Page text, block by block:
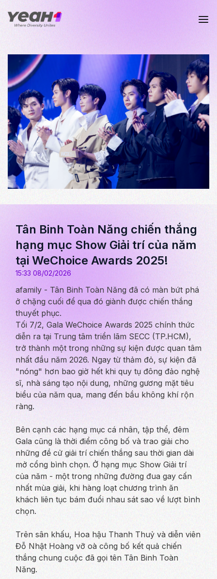
Tân Binh Toàn Năng chiến thắng
hạng mục Show Giải trí của năm
tại WeChoice Awards 2025!
15:33 08/02/2026
afamily - Tân Binh Toàn Năng đã có màn bứt phá
ở chặng cuối để qua đó giành được chiến thắng
thuyết phục.
Tối 7/2, Gala WeChoice Awards 2025 chính thức
diễn ra tại Trung tâm triển lãm SECC (TP.HCM),
trở thành một trong những sự kiện được quan tâm
nhất đầu năm 2026. Ngay từ thảm đỏ, sự kiện đã
"nóng" hơn bao giờ hết khi quy tụ đông đảo nghệ
sĩ, nhà sáng tạo nội dung, những gương mặt tiêu
biểu của năm qua, mang đến bầu không khí rộn
ràng.
Bên cạnh các hạng mục cá nhân, tập thể, đêm
Gala cũng là thời điểm công bố và trao giải cho
những đề cử giải trí chiến thắng sau thời gian dài
mở cổng bình chọn. Ở hạng mục Show Giải trí
của năm - một trong những đường đua gay cấn
nhất mùa giải, khi hàng loạt chương trình ăn
khách liên tục bám đuổi nhau sát sao về lượt bình
chọn.
Trên sân khấu, Hoa hậu Thanh Thuỷ và diễn viên
Đỗ Nhật Hoàng vỡ oà công bố kết quả chiến
thắng chung cuộc đã gọi tên Tân Binh Toàn
Năng.